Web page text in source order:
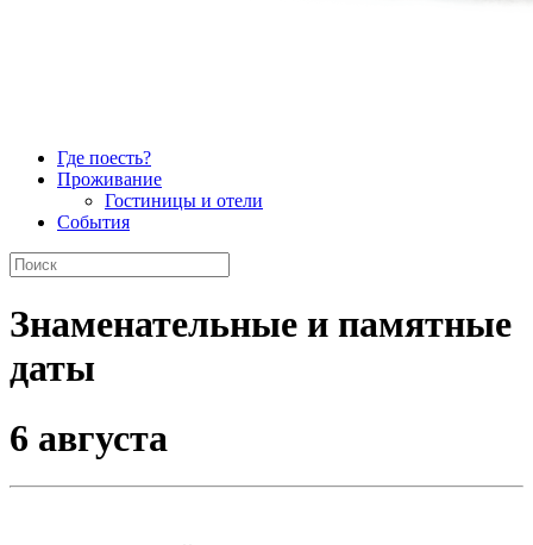
Где поесть?
Проживание
Гостиницы и отели
События
Знаменательные и памятные
даты
6 августа